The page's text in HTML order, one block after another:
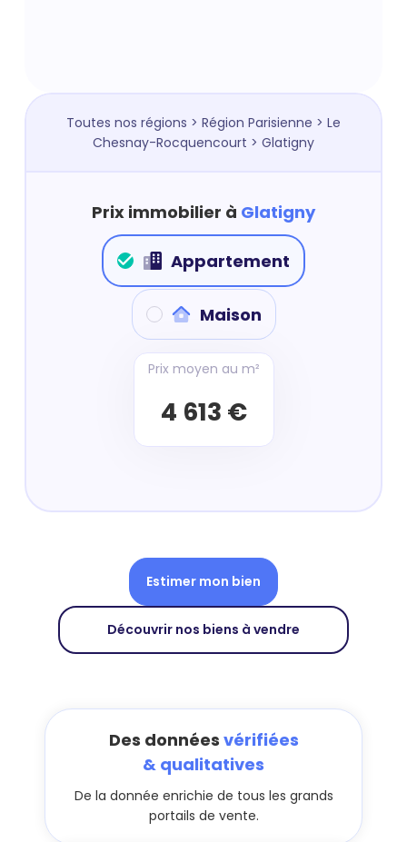
Toutes nos régions > Région Parisienne > Le
Chesnay-Rocquencourt > Glatigny
Prix immobilier à Glatigny
Appartement
Maison
Prix moyen au m²
4 613 €
Estimer mon bien
Découvrir nos biens à vendre
Des données vérifiées
& qualitatives
De la donnée enrichie de tous les grands
portails de vente.